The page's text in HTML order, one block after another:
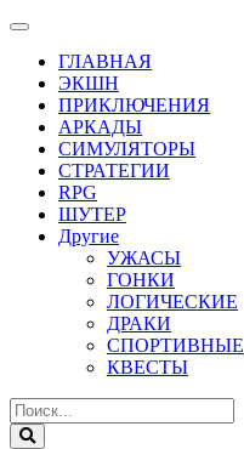
ГЛАВНАЯ
ЭКШН
ПРИКЛЮЧЕНИЯ
АРКАДЫ
СИМУЛЯТОРЫ
СТРАТЕГИИ
RPG
ШУТЕР
Другие
УЖАСЫ
ГОНКИ
ЛОГИЧЕСКИЕ
ДРАКИ
СПОРТИВНЫЕ
КВЕСТЫ